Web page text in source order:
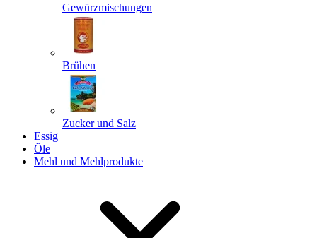
Gewürzmischungen
Brühen
Zucker und Salz
Essig
Öle
Mehl und Mehlprodukte